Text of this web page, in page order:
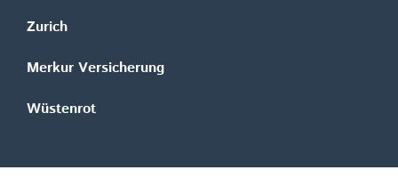
Zurich
Merkur Versicherung
Wüstenrot